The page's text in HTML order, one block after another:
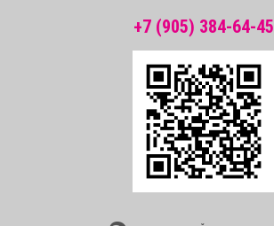
+7 (905) 384-64-45